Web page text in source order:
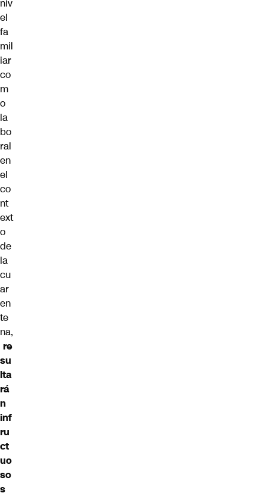
niv
el
fa
mil
iar
co
m
o
la
bo
ral
en
el
co
nt
ext
o
de
la
cu
ar
en
te
na,
re
su
lta
rá
n
inf
ru
ct
uo
so
s